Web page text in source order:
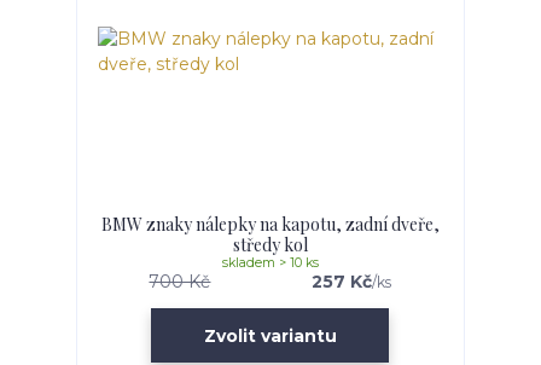
BMW znaky nálepky na kapotu, zadní dveře,
středy kol
700 Kč 257 Kč/ks
skladem > 10 ks
Zvolit variantu